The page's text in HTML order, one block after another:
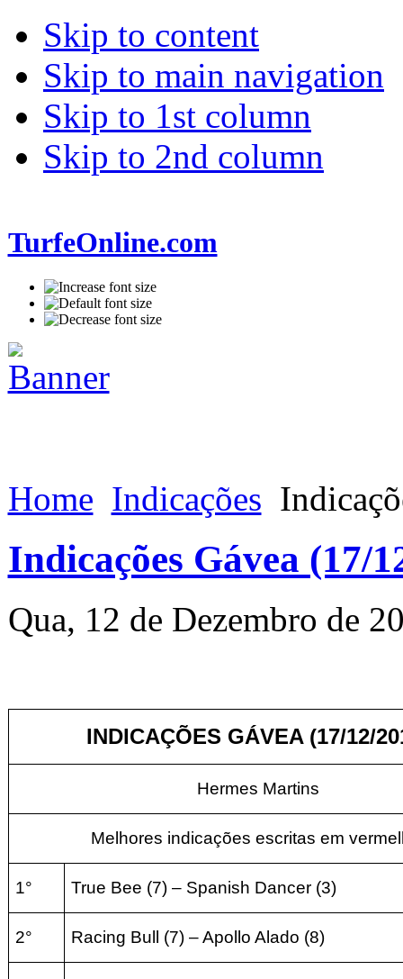
Skip to content
Skip to main navigation
Skip to 1st column
Skip to 2nd column
TurfeOnline.com
Home Indicações
Indicações Gávea (17/
Qua, 12 de Dezembro de
INDICAÇÕES GÁVEA (17/12/
Hermes Martins
Melhores indicações escritas em
1° True Bee (7) – Spanish Dancer (3)
2° Racing Bull (7) – Apollo Alado (8)